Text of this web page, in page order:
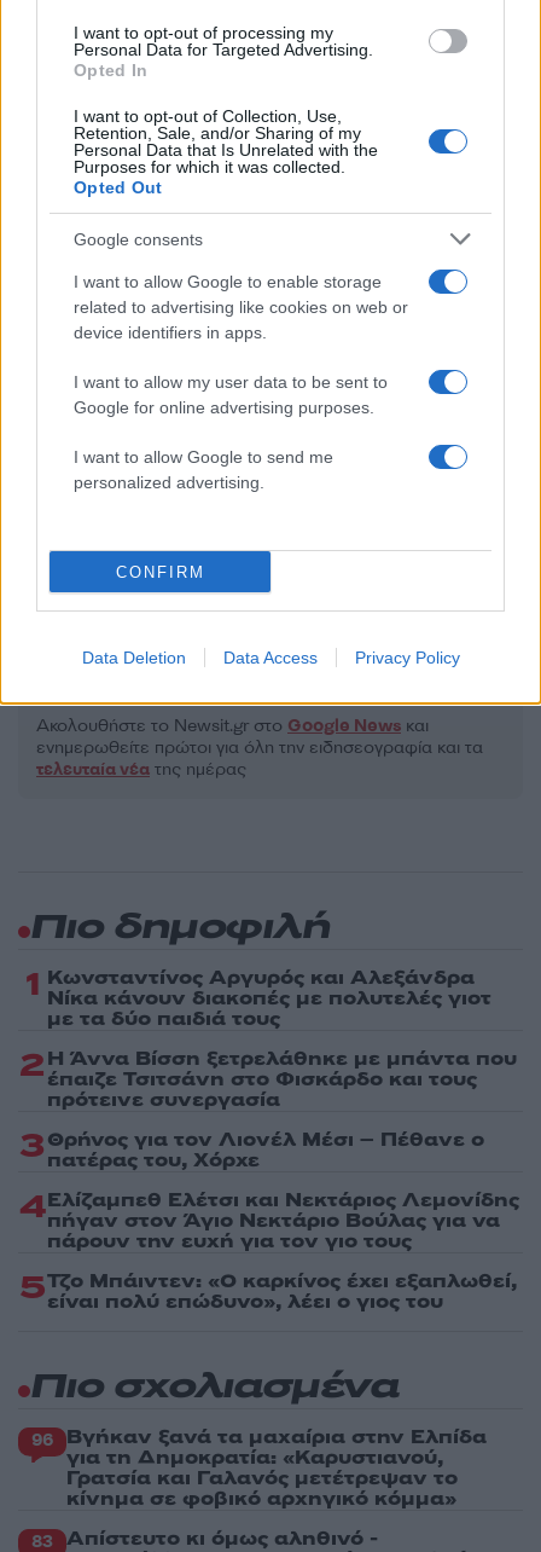
I want to opt-out of processing my
Personal Data for Targeted Advertising.
Opted In
I want to opt-out of Collection, Use,
Retention, Sale, and/or Sharing of my
Personal Data that Is Unrelated with the
Purposes for which it was collected.
Opted Out
Google consents
I want to allow Google to enable storage
related to advertising like cookies on web or
device identifiers in apps.
I want to allow my user data to be sent to
Google for online advertising purposes.
I want to allow Google to send me
personalized advertising.
CONFIRM
Data Deletion Data Access Privacy Policy
Σχόλια
Σχολίασε εδώ
50 /50
Υποβολή σχολίου
Ελλάδα
ΕΞΑΦΑΝΙΣΗ
ΧΑΝΙΑ
Share:
Ακολουθήστε το Νewsit.gr στο Google News και
ενημερωθείτε πρώτοι για όλη την ειδησεογραφία και τα
τελευταία νέα της ημέρας
Πιο δημοφιλή
1 Κωνσταντίνος Αργυρός και Αλεξάνδρα
Νίκα κάνουν διακοπές με πολυτελές γιοτ
με τα δύο παιδιά τους
2Η Άννα Βίσση ξετρελάθηκε με μπάντα που
έπαιζε Τσιτσάνη στο Φισκάρδο και τους
πρότεινε συνεργασία
3Θρήνος για τον Λιονέλ Μέσι – Πέθανε ο
πατέρας του, Χόρχε
4Ελίζαμπεθ Ελέτσι και Νεκτάριος Λεμονίδης
πήγαν στον Άγιο Νεκτάριο Βούλας για να
πάρουν την ευχή για τον γιο τους
5Τζο Μπάιντεν: «Ο καρκίνος έχει εξαπλωθεί,
είναι πολύ επώδυνο», λέει ο γιος του
Πιο σχολιασμένα
96 Βγήκαν ξανά τα μαχαίρια στην Ελπίδα
για τη Δημοκρατία: «Καρυστιανού,
Γρατσία και Γαλανός μετέτρεψαν το
κίνημα σε φοβικό αρχηγικό κόμμα»
83 Απίστευτο κι όμως αληθινό -